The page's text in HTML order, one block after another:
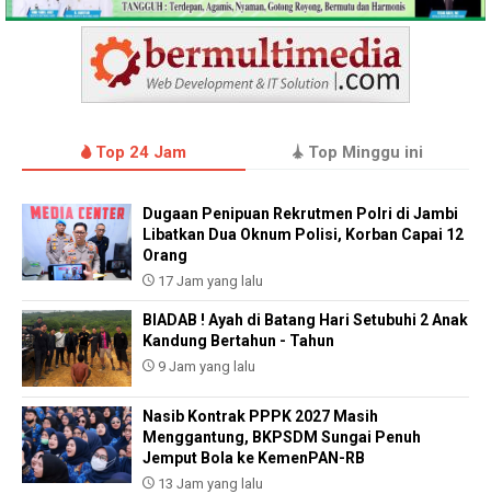
Top 24 Jam Top Minggu ini
Dugaan Penipuan Rekrutmen Polri di Jambi
Libatkan Dua Oknum Polisi, Korban Capai 12
Orang
17 Jam yang lalu
BIADAB ! Ayah di Batang Hari Setubuhi 2 Anak
Kandung Bertahun - Tahun
9 Jam yang lalu
Nasib Kontrak PPPK 2027 Masih
Menggantung, BKPSDM Sungai Penuh
Jemput Bola ke KemenPAN-RB
13 Jam yang lalu